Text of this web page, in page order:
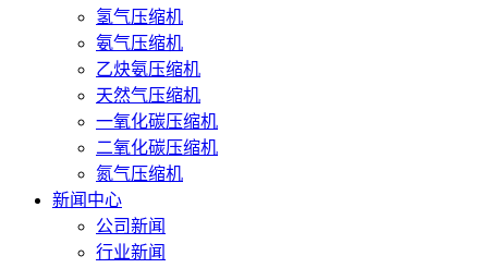
氢气压缩机
氨气压缩机
乙炔氨压缩机
天然气压缩机
一氧化碳压缩机
二氧化碳压缩机
氮气压缩机
新闻中心
公司新闻
行业新闻